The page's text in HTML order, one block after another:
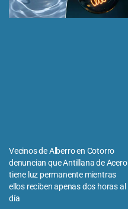
Vecinos de Alberro en Cotorro
denuncian que Antillana de Acero
tiene luz permanente mientras
ellos reciben apenas dos horas al
día